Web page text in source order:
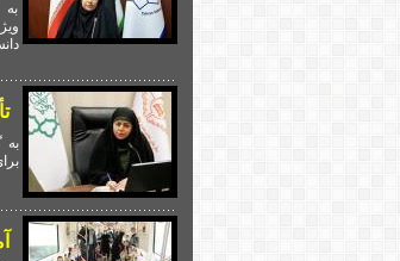
تأیید ۱۷۰۰